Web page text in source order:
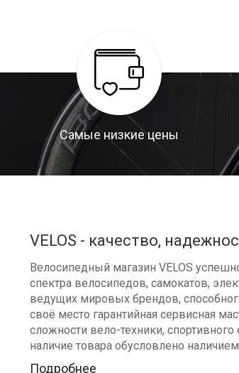
Самые низкие цены
VELOS - качество,
Велосипедный магазин VELOS
спектра велосипедов, самокатов,
ведущих мировых брендов,
своё место гарантийная сервисная
сложности вело-техники,
наличие товара обусловлено
Подробнее